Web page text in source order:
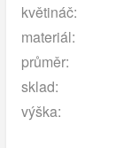
květináč:
materiál:
průměr:
sklad:
výška: